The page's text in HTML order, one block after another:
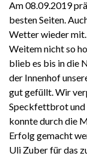
Am 08.09.2019
besten Seiten.
Wetter wieder
Weitem nicht so
blieb es bis in die
der Innenhof
gut gefüllt. Wir
Speckfettbrot und
konnte durch die
Erfolg gemacht
Uli Zuber für das